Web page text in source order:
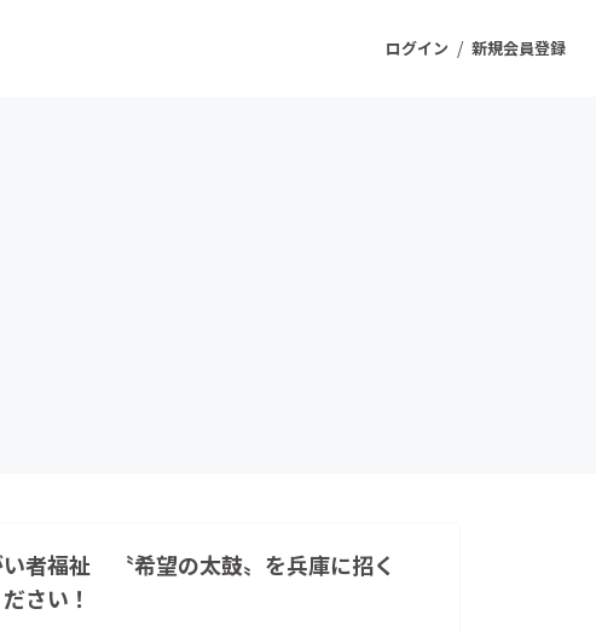
ログイン / 新規会員登録
ィ
者福祉 〝希望の太鼓〟を兵庫に招く
さい！